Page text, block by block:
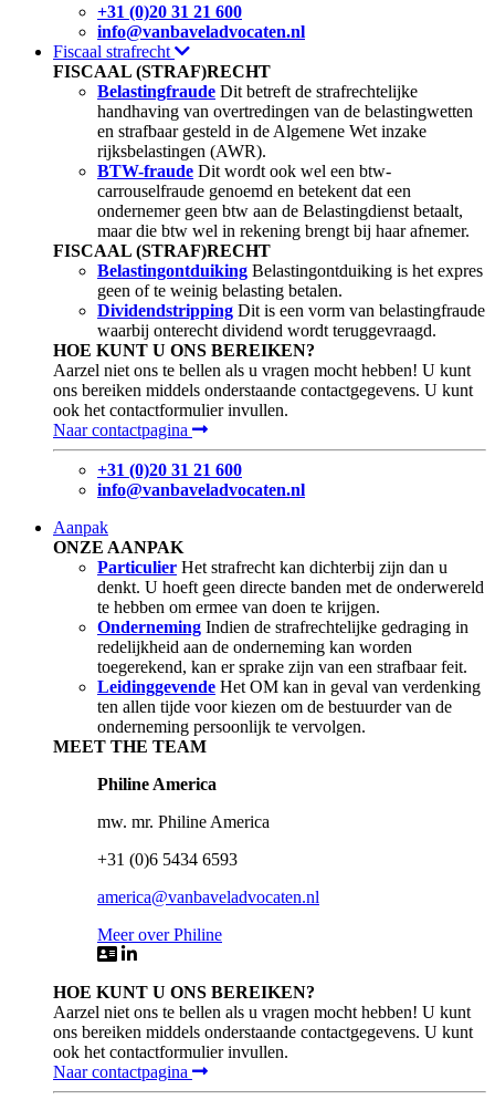
+31 (0)20 31 21 600
info@vanbaveladvocaten.nl
Fiscaal strafrecht
FISCAAL (STRAF)RECHT
Belastingfraude Dit betreft de strafrechtelijke
handhaving van overtredingen van de belastingwetten
en strafbaar gesteld in de Algemene Wet inzake
rijksbelastingen (AWR).
BTW-fraude Dit wordt ook wel een btw-
carrouselfraude genoemd en betekent dat een
ondernemer geen btw aan de Belastingdienst betaalt,
maar die btw wel in rekening brengt bij haar afnemer.
FISCAAL (STRAF)RECHT
Belastingontduiking Belastingontduiking is het expres
geen of te weinig belasting betalen.
Dividendstripping Dit is een vorm van belastingfraude
waarbij onterecht dividend wordt teruggevraagd.
HOE KUNT U ONS BEREIKEN?
Aarzel niet ons te bellen als u vragen mocht hebben! U kunt
ons bereiken middels onderstaande contactgegevens. U kunt
ook het contactformulier invullen.
Naar contactpagina
+31 (0)20 31 21 600
info@vanbaveladvocaten.nl
Aanpak
ONZE AANPAK
Particulier Het strafrecht kan dichterbij zijn dan u
denkt. U hoeft geen directe banden met de onderwereld
te hebben om ermee van doen te krijgen.
Onderneming Indien de strafrechtelijke gedraging in
redelijkheid aan de onderneming kan worden
toegerekend, kan er sprake zijn van een strafbaar feit.
Leidinggevende Het OM kan in geval van verdenking
ten allen tijde voor kiezen om de bestuurder van de
onderneming persoonlijk te vervolgen.
MEET THE TEAM
Philine America
mw. mr. Philine America
+31 (0)6 5434 6593
america@vanbaveladvocaten.nl
Meer over Philine
HOE KUNT U ONS BEREIKEN?
Aarzel niet ons te bellen als u vragen mocht hebben! U kunt
ons bereiken middels onderstaande contactgegevens. U kunt
ook het contactformulier invullen.
Naar contactpagina